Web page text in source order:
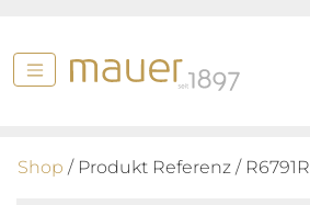
Shop / Produkt Referenz / R6791R